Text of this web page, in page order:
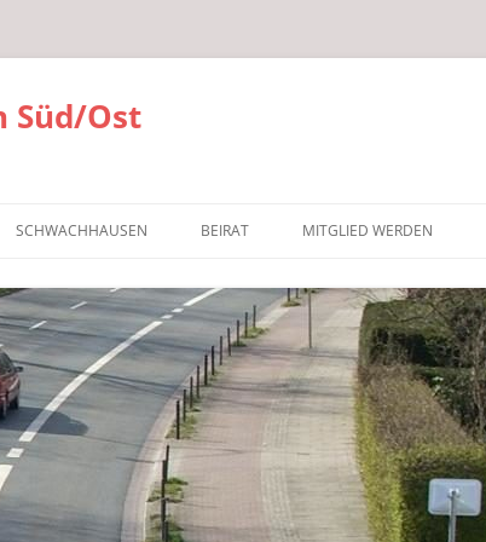
Süd/Ost
SCHWACHHAUSEN BEIRAT MITGLIED WERDEN